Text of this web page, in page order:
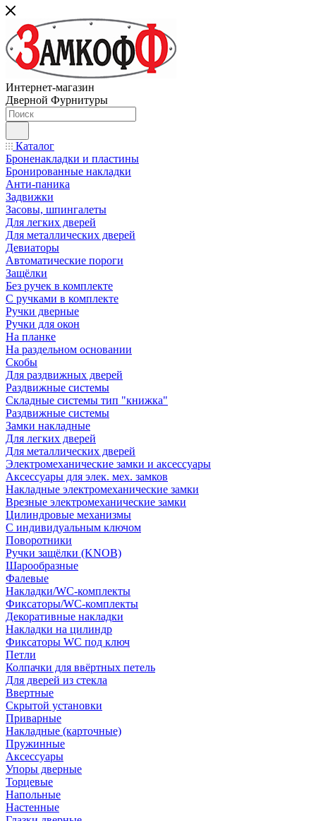
Интернет-магазин
Дверной Фурнитуры
Каталог
Броненакладки и пластины
Бронированные накладки
Анти-паника
Задвижки
Засовы, шпингалеты
Для легких дверей
Для металлических дверей
Девиаторы
Автоматические пороги
Защёлки
Без ручек в комплекте
С ручками в комплекте
Ручки дверные
Ручки для окон
На планке
На раздельном основании
Скобы
Для раздвижных дверей
Раздвижные системы
Складные системы тип "книжка"
Раздвижные системы
Замки накладные
Для легких дверей
Для металлических дверей
Электромеханические замки и аксессуары
Аксессуары для элек. мех. замков
Накладные электромеханические замки
Врезные электромеханические замки
Цилиндровые механизмы
С индивидуальным ключом
Поворотники
Ручки защёлки (KNOB)
Шарообразные
Фалевые
Накладки/WC-комплекты
Фиксаторы/WC-комплекты
Декоративные накладки
Накладки на цилиндр
Фиксаторы WC под ключ
Петли
Колпачки для ввёртных петель
Для дверей из стекла
Ввертные
Скрытой установки
Приварные
Накладные (карточные)
Пружинные
Аксессуары
Упоры дверные
Торцевые
Напольные
Настенные